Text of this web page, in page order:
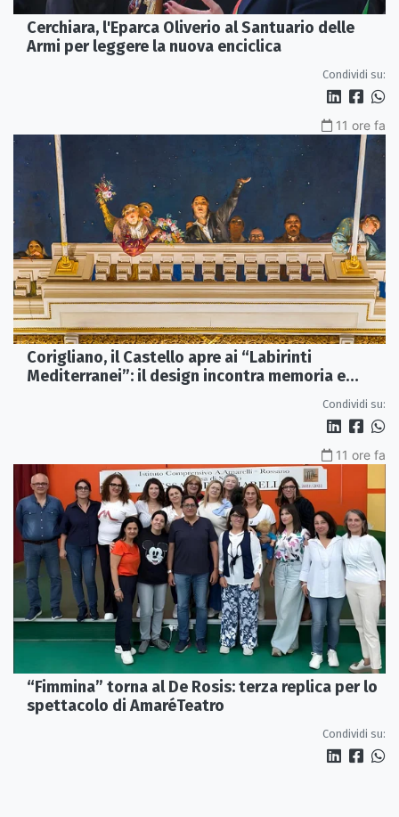
Cerchiara, l'Eparca Oliverio al Santuario delle
Armi per leggere la nuova enciclica
Condividi su:
11 ore fa
Corigliano, il Castello apre ai “Labirinti
Mediterranei”: il design incontra memoria e
Condividi su:
11 ore fa
“Fimmina” torna al De Rosis: terza replica per lo
spettacolo di AmaréTeatro
Condividi su: